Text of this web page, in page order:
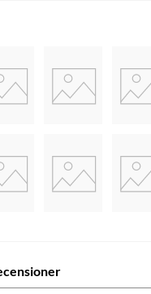
Qi-laddare